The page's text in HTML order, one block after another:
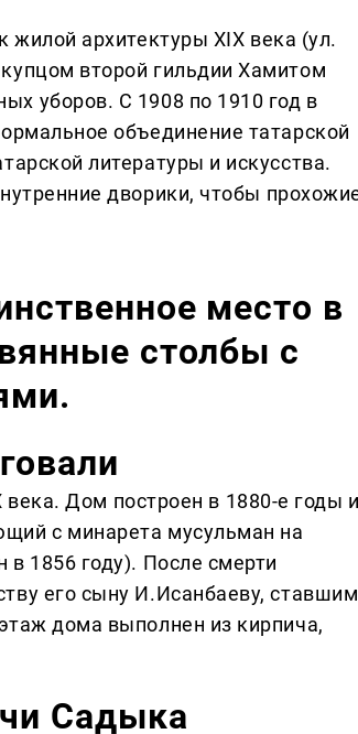
архитектуры XIX века (ул.
второй гильдии Хамитом
уборов. С 1908 по 1910 год в
объединение татарской
литературы и искусства.
дворики, чтобы
место в
столбы с
Дом построен в 1880-е годы
с минарета мусульман на
1856 году). После смерти
его сыну И.Исанбаеву, ставшим
дома выполнен из кирпича,
Садыка